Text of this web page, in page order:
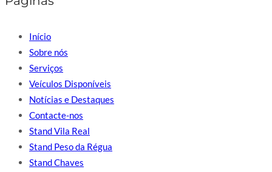
Início
Sobre nós
Serviços
Veículos Disponíveis
Notícias e Destaques
Contacte-nos
Stand Vila Real
Stand Peso da Régua
Stand Chaves